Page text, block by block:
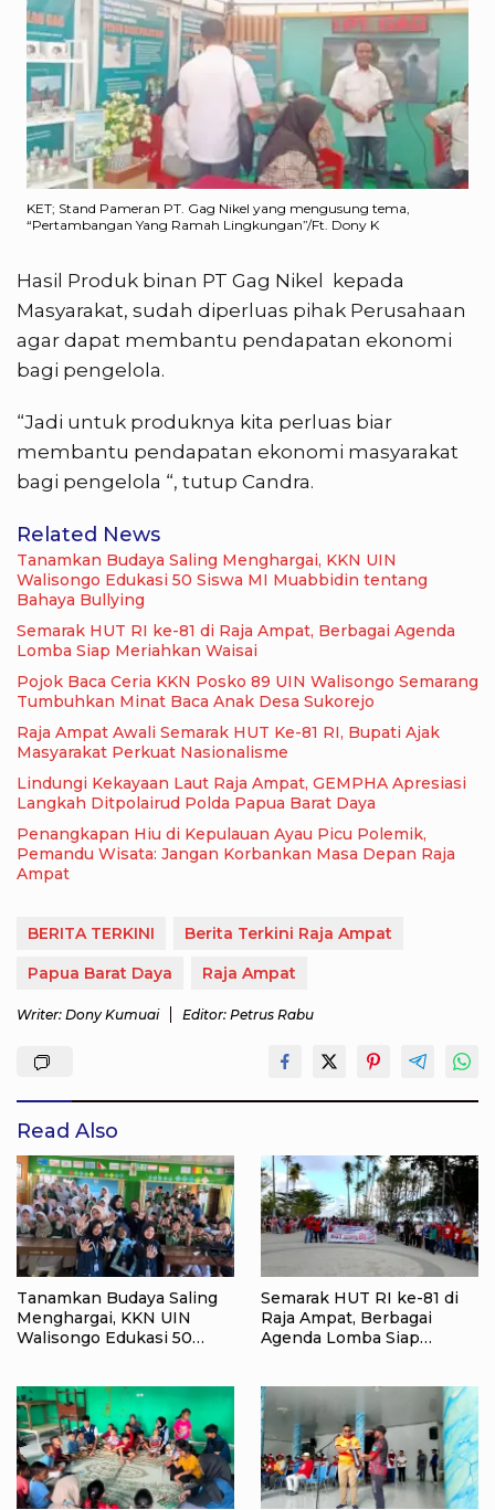
KET; Stand Pameran PT. Gag Nikel yang mengusung tema,
“Pertambangan Yang Ramah Lingkungan”/Ft. Dony K
Hasil Produk binan PT Gag Nikel kepada
Masyarakat, sudah diperluas pihak Perusahaan
agar dapat membantu pendapatan ekonomi
bagi pengelola.
“Jadi untuk produknya kita perluas biar
membantu pendapatan ekonomi masyarakat
bagi pengelola “, tutup Candra.
Related News
Tanamkan Budaya Saling Menghargai, KKN UIN
Walisongo Edukasi 50 Siswa MI Muabbidin tentang
Bahaya Bullying
Semarak HUT RI ke-81 di Raja Ampat, Berbagai Agenda
Lomba Siap Meriahkan Waisai
Pojok Baca Ceria KKN Posko 89 UIN Walisongo Semarang
Tumbuhkan Minat Baca Anak Desa Sukorejo
Raja Ampat Awali Semarak HUT Ke-81 RI, Bupati Ajak
Masyarakat Perkuat Nasionalisme
Lindungi Kekayaan Laut Raja Ampat, GEMPHA Apresiasi
Langkah Ditpolairud Polda Papua Barat Daya
Penangkapan Hiu di Kepulauan Ayau Picu Polemik,
Pemandu Wisata: Jangan Korbankan Masa Depan Raja
Ampat
BERITA TERKINI
Berita Terkini Raja Ampat
Papua Barat Daya
Raja Ampat
Writer: Dony Kumuai Editor: Petrus Rabu
Read Also
Tanamkan Budaya Saling
Menghargai, KKN UIN
Walisongo Edukasi 50
Semarak HUT RI ke-81 di
Raja Ampat, Berbagai
Agenda Lomba Siap